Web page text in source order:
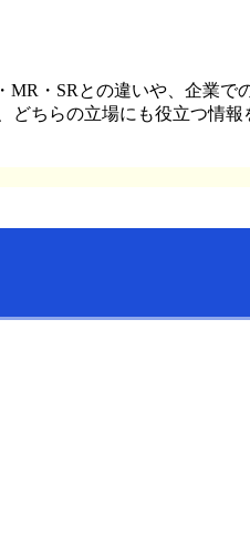
・SRとの違いや、企業で
ちらの立場にも役立つ情報